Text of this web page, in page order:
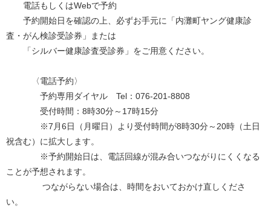
電話もしくはWebで予約
予約開始日を確認の上、必ずお手元に「内灘町ヤング健康診
査・がん検診受診券」または
「シルバー健康診査受診券」をご用意ください。
〈電話予約〉
予約専用ダイヤル Tel：076-201-8808
受付時間：8時30分～17時15分
※7月6日（月曜日）より受付時間が8時30分～20時（土日
祝含む）に拡大します。
※予約開始日は、電話回線が混み合いつながりにくくなる
ことが予想されます。
つながらない場合は、時間をおいておかけ直しくださ
い。